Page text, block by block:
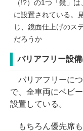
（!?）の1つ「鏡」
に設置されている。
じ、鏡面仕上げのス
だろうか
バリアフリー設
バリアフリーに
で、全車両にベビ
設置している。
もちろん優先席